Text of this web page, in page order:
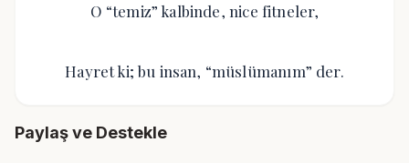
O “temiz” kalbinde, nice fitneler,
Hayret ki; bu insan, “müslümanım” der.
Paylaş ve Destekle